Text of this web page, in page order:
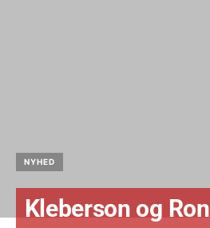
NYHED
Kleberson og